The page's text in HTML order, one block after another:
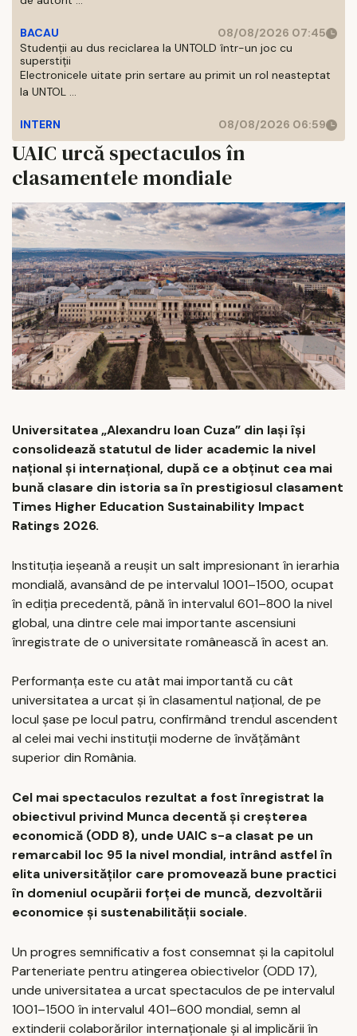
BACAU
08/08/2026 07:45
Studenții au dus reciclarea la UNTOLD într-un joc cu
superstiții
Electronicele uitate prin sertare au primit un rol neasteptat
la UNTOL ...
INTERN 08/08/2026 06:59
UAIC urcă spectaculos în
clasamentele mondiale
Universitatea „Alexandru Ioan Cuza” din Iași își
consolidează statutul de lider academic la nivel
național și internațional, după ce a obținut cea mai
bună clasare din istoria sa în prestigiosul clasament
Times Higher Education Sustainability Impact
Ratings 2026.
Instituția ieșeană a reușit un salt impresionant în ierarhia
mondială, avansând de pe intervalul 1001–1500, ocupat
în ediția precedentă, până în intervalul 601–800 la nivel
global, una dintre cele mai importante ascensiuni
înregistrate de o universitate românească în acest an.
Performanța este cu atât mai importantă cu cât
universitatea a urcat și în clasamentul național, de pe
locul șase pe locul patru, confirmând trendul ascendent
al celei mai vechi instituții moderne de învățământ
superior din România.
Cel mai spectaculos rezultat a fost înregistrat la
obiectivul privind Munca decentă și creșterea
economică (ODD 8), unde UAIC s-a clasat pe un
remarcabil loc 95 la nivel mondial, intrând astfel în
elita universităților care promovează bune practici
în domeniul ocupării forței de muncă, dezvoltării
economice și sustenabilității sociale.
Un progres semnificativ a fost consemnat și la capitolul
Parteneriate pentru atingerea obiectivelor (ODD 17),
unde universitatea a urcat spectaculos de pe intervalul
1001–1500 în intervalul 401–600 mondial, semn al
extinderii colaborărilor internaționale și al implicării în